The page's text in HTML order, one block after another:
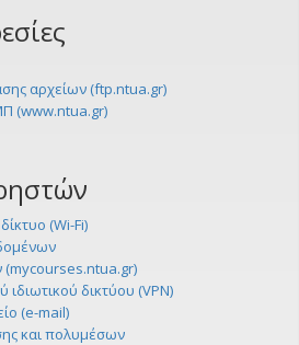
αρχείων (ftp.ntua.gr)
(www.ntua.gr)
(Wi-Fi)
(mycourses.ntua.gr)
δικτύου (VPN)
(e-mail)
και πολυμέσων